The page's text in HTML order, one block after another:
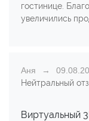
гостинице.
увеличились
Аня
Нейтральный
Виртуальный